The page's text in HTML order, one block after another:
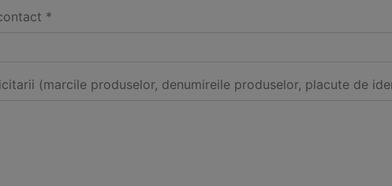
*
(marcile produselor, denumireile produselor, placute de